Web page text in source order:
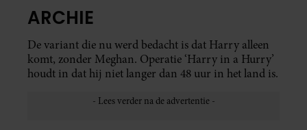
ARCHIE
De variant die nu werd bedacht is dat Harry alleen
komt, zonder Meghan. Operatie ‘Harry in a Hurry’
houdt in dat hij niet langer dan 48 uur in het land is.